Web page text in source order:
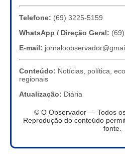
Telefone: (69) 3225-5159
WhatsApp / Direção Geral:
E-mail:
Conteúdo: Notícias, política,
regionais
Atualização: Diária
© O Observador — Todos
Reprodução do conteúdo
fonte.